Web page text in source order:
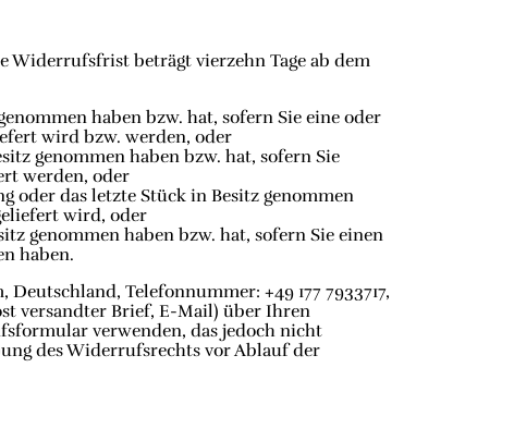
Widerrufsfrist beträgt vierzehn Tage ab dem
haben bzw. hat, sofern Sie eine oder
wird bzw. werden, oder
genommen haben bzw. hat, sofern Sie
werden, oder
oder das letzte Stück in Besitz genommen
wird, oder
genommen haben bzw. hat, sofern Sie einen
haben.
Telefonnummer: +49 177 7933717,
versandter Brief, E-Mail) über Ihren
verwenden, das jedoch nicht
des Widerrufsrechts vor Ablauf der